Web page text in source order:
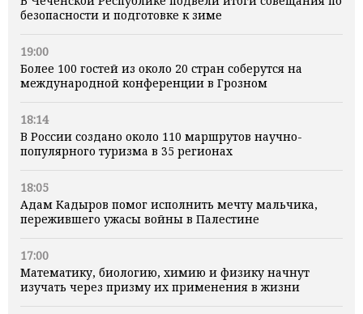
безопасности и подготовке к зиме
19:00
Более 100 гостей из около 20 стран соберутся на
международной конференции в Грозном
18:14
В России создано около 110 маршрутов научно-
популярного туризма в 35 регионах
18:05
Адам Кадыров помог исполнить мечту мальчика,
пережившего ужасы войны в Палестине
17:00
Математику, биологию, химию и физику начнут
изучать через призму их применения в жизни